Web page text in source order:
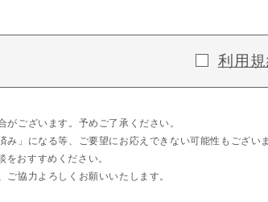
利用
ございます。予めご了承ください。
」になる等、ご要望にお応えできない可能性もございま
おすすめください。
協力よろしくお願いいたします。